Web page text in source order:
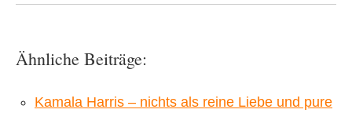
Ähnliche Beiträge:
Kamala Harris – nichts als reine Liebe und pure